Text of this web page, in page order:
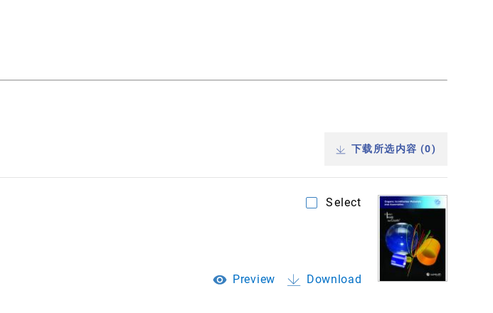
下载所选内容 (0)
Select
Preview Download